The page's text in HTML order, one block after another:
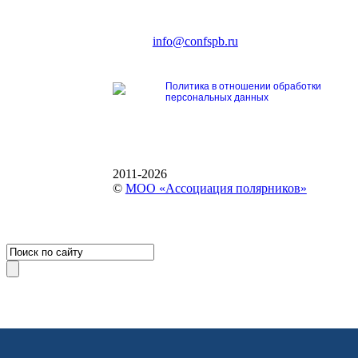
info@confspb.ru
Политика в отношении обработки
персональных данных
2011-2026
© МОО «Ассоциация полярников»